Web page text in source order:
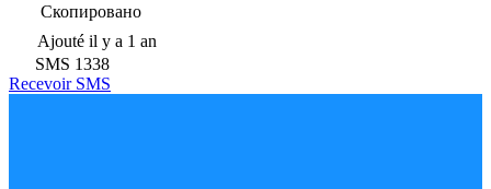
Скопировано
Ajouté il y a 1 an
SMS 1338
Recevoir SMS